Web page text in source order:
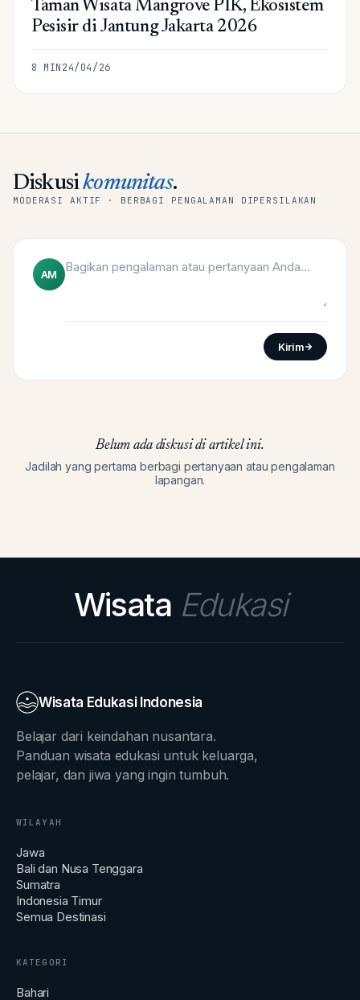
Taman Wisata Mangrove PIK, Ekosistem
Pesisir di Jantung Jakarta 2026
8 MIN24/04/26
Diskusikomunitas.
MODERASI AKTIF · BERBAGI PENGALAMAN DIPERSILAKAN
AM
Kirim
Belum ada diskusi di artikel ini.
Jadilah yang pertama berbagi pertanyaan atau pengalaman
lapangan.
Wisata Edukasi
Wisata Edukasi Indonesia
Belajar dari keindahan nusantara.
Panduan wisata edukasi untuk keluarga,
pelajar, dan jiwa yang ingin tumbuh.
WILAYAH
Jawa
Bali dan Nusa Tenggara
Sumatra
Indonesia Timur
Semua Destinasi
KATEGORI
Bahari